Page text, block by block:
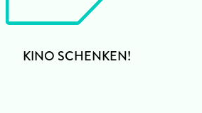
KINO SCHENKEN!